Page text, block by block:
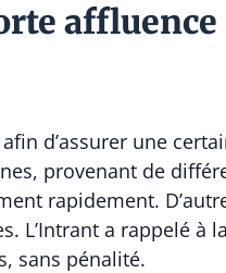
d’assurer une
provenant de
rapidement.
a rappelé à
sans pénalité.